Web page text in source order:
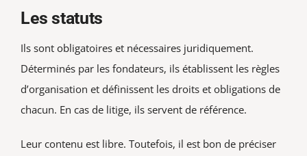
Les statuts
Ils sont obligatoires et nécessaires juridiquement.
Déterminés par les fondateurs, ils établissent les règles
d’organisation et définissent les droits et obligations de
chacun. En cas de litige, ils servent de référence.
Leur contenu est libre. Toutefois, il est bon de préciser